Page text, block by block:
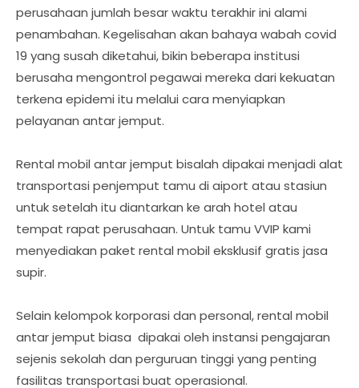
perusahaan jumlah besar waktu terakhir ini alami
penambahan. Kegelisahan akan bahaya wabah covid
19 yang susah diketahui, bikin beberapa institusi
berusaha mengontrol pegawai mereka dari kekuatan
terkena epidemi itu melalui cara menyiapkan
pelayanan antar jemput.
Rental mobil antar jemput bisalah dipakai menjadi alat
transportasi penjemput tamu di aiport atau stasiun
untuk setelah itu diantarkan ke arah hotel atau
tempat rapat perusahaan. Untuk tamu VVIP kami
menyediakan paket rental mobil eksklusif gratis jasa
supir.
Selain kelompok korporasi dan personal, rental mobil
antar jemput biasa dipakai oleh instansi pengajaran
sejenis sekolah dan perguruan tinggi yang penting
fasilitas transportasi buat operasional.